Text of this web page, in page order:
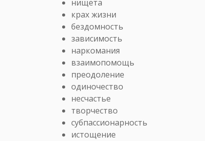
нищета
крах жизни
бездомность
зависимость
наркомания
взаимопомощь
преодоление
одиночество
несчастье
творчество
субпассионарность
истощение